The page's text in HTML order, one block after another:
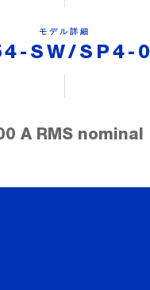
モデル詳細
SW/SP4-
A RMS nominal